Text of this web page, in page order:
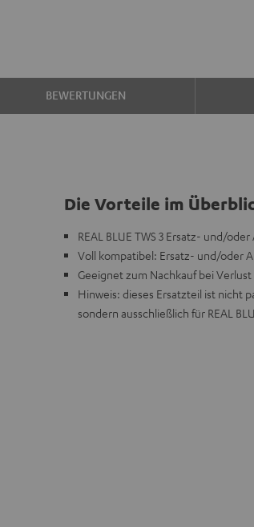
BEWERTUNGEN
Die Vorteile im
REAL BLUE TWS 3 Ersatz- und/
Voll kompatibel: Ersatz- und/oder
Geeignet zum Nachkauf bei
Hinweis: dieses Ersatzteil ist nicht
sondern ausschließlich für REAL